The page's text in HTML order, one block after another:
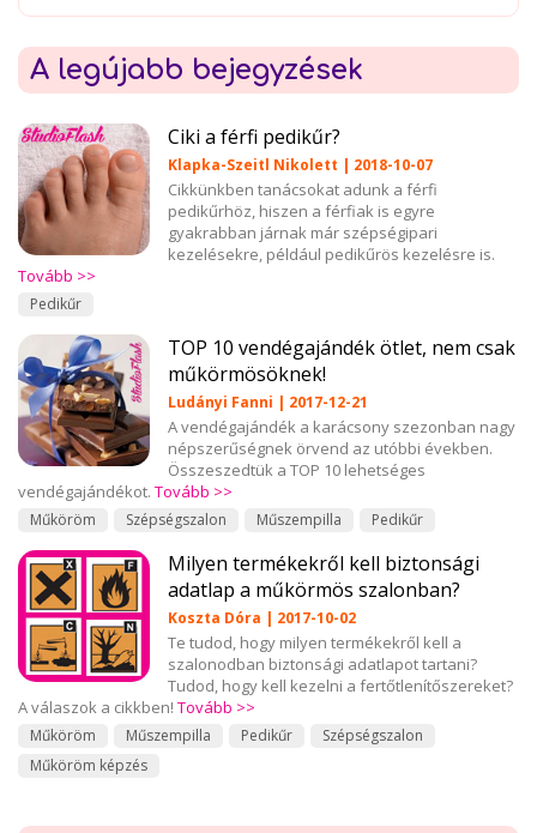
A legújabb bejegyzések
Ciki a férfi pedikűr?
Klapka-Szeitl Nikolett | 2018-10-07
Cikkünkben tanácsokat adunk a férfi
pedikűrhöz, hiszen a férfiak is egyre
gyakrabban járnak már szépségipari
kezelésekre, például pedikűrös kezelésre is.
Tovább >>
Pedikűr
TOP 10 vendégajándék ötlet, nem csak
műkörmösöknek!
Ludányi Fanni | 2017-12-21
A vendégajándék a karácsony szezonban nagy
népszerűségnek örvend az utóbbi években.
Összeszedtük a TOP 10 lehetséges
vendégajándékot. Tovább >>
Műköröm Szépségszalon Műszempilla Pedikűr
Milyen termékekről kell biztonsági
adatlap a műkörmös szalonban?
Koszta Dóra | 2017-10-02
Te tudod, hogy milyen termékekről kell a
szalonodban biztonsági adatlapot tartani?
Tudod, hogy kell kezelni a fertőtlenítőszereket?
A válaszok a cikkben! Tovább >>
Műköröm Műszempilla Pedikűr
Szépségszalon
Műköröm képzés